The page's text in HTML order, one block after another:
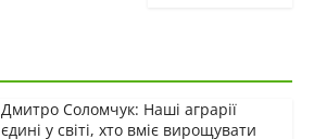
Дмитро Соломчук: Наші аграрії
єдині у світі, хто вміє вирощувати